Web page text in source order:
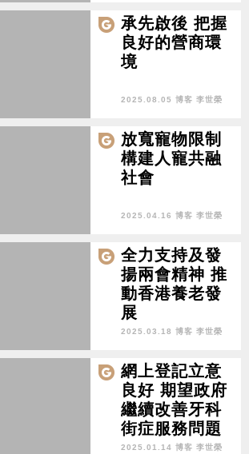
承先啟後 把握
良好的營商環
境
2025.08.05 博客 李世榮
放寬寵物限制
構建人寵共融
社會
2025.04.16 博客 李世榮
全力支持及發
揚兩會精神 推
動香港養老發
展
2025.03.18 博客 李世榮
網上登記立意
良好 期望政府
繼續改善牙科
街症服務問題
2025.01.14 博客 李世榮